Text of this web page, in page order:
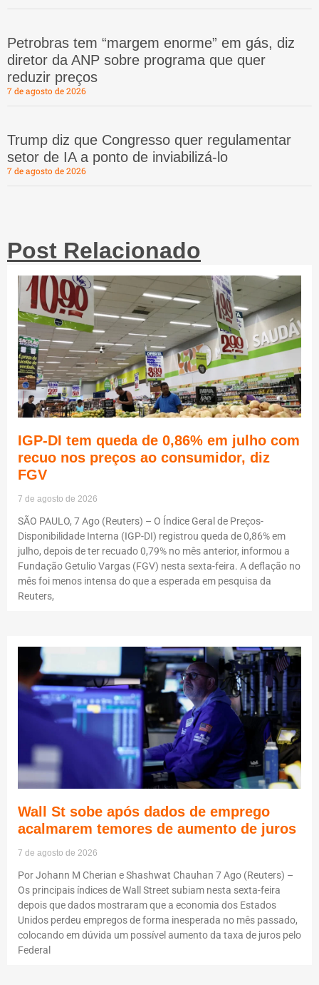
Petrobras tem “margem enorme” em gás, diz
diretor da ANP sobre programa que quer
reduzir preços
7 de agosto de 2026
Trump diz que Congresso quer regulamentar
setor de IA a ponto de inviabilizá-lo
7 de agosto de 2026
Post Relacionado
IGP-DI tem queda de 0,86% em julho com
recuo nos preços ao consumidor, diz
FGV
7 de agosto de 2026
SÃO PAULO, 7 Ago (Reuters) – O Índice Geral de Preços-
Disponibilidade Interna (IGP-DI) registrou queda de 0,86% em
julho, depois de ter recuado 0,79% no mês anterior, informou a
Fundação Getulio Vargas (FGV) nesta sexta-feira. A deflação no
mês foi menos intensa do que a esperada em pesquisa da
Reuters,
Wall St sobe após dados de emprego
acalmarem temores de aumento de juros
7 de agosto de 2026
Por Johann M Cherian e Shashwat Chauhan 7 Ago (Reuters) –
Os principais índices de Wall Street subiam nesta sexta-feira
depois que dados mostraram que a economia dos Estados
Unidos perdeu empregos de forma inesperada no mês passado,
colocando em dúvida um possível aumento da taxa de juros pelo
Federal